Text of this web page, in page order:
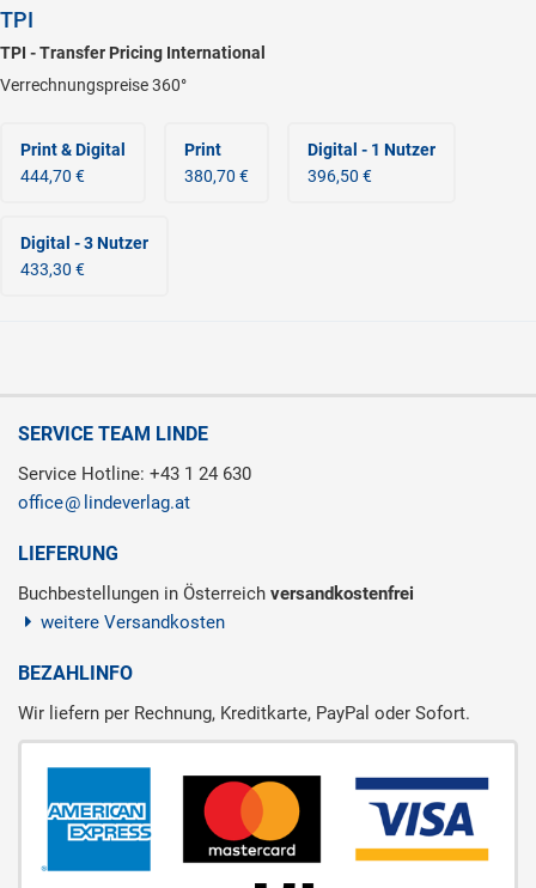
TPI
TPI - Transfer Pricing International
Verrechnungspreise 360°
Print & Digital
444,70 €
Print
380,70 €
Digital - 1 Nutzer
396,50 €
Digital - 3 Nutzer
433,30 €
SERVICE TEAM LINDE
Service Hotline: +43 1 24 630
office
lindeverlag.at
LIEFERUNG
Buchbestellungen in Österreich versandkostenfrei
weitere Versandkosten
BEZAHLINFO
Wir liefern per Rechnung, Kreditkarte, PayPal oder Sofort.